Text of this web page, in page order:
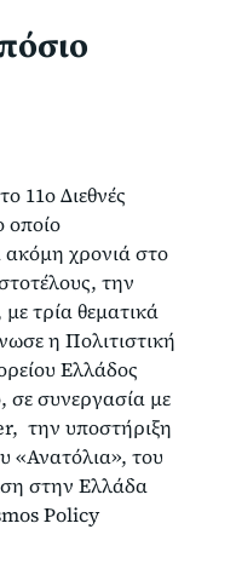
11ο Διεθνές
οποίο
χρονιά στο
την
τρία θεματικά
η Πολιτιστική
Ελλάδος
σε συνεργασία με
την υποστήριξη
«Ανατόλια», του
στην Ελλάδα
Policy